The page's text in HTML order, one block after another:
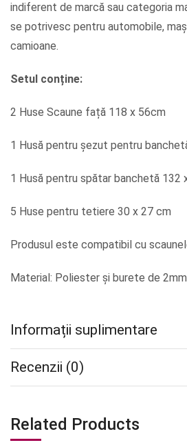
indiferent de marcă sau categoria
se potrivesc pentru automobile,
camioane.
Setul conține:
2 Huse Scaune față 118 x 56cm
1 Husă pentru șezut pentru
1 Husă pentru spătar banchetă 132
5 Huse pentru tetiere 30 x 27 cm
Produsul este compatibil cu
Material: Poliester și burete de 2mm
Informații suplimentare
Recenzii (0)
Related Products